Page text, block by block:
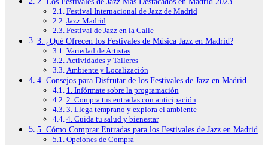
Festival Internacional de Jazz de Madrid
Jazz Madrid
Festival de Jazz en la Calle
3. ¿Qué Ofrecen los Festivales de Música Jazz en Madrid?
Variedad de Artistas
Actividades y Talleres
Ambiente y Localización
4. Consejos para Disfrutar de los Festivales de Jazz en Madrid
1. Infórmate sobre la programación
2. Compra tus entradas con anticipación
3. Llega temprano y explora el ambiente
4. Cuida tu salud y bienestar
5. Cómo Comprar Entradas para los Festivales de Jazz en Madrid
Opciones de Compra